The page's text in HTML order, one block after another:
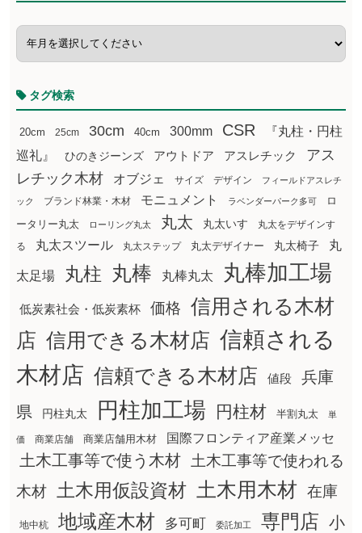
タグ検索
20cm 25cm 30cm 40cm 300mm CSR
『丸柱・円柱
巡礼』
ひのきジーンズ アウトドア アスレチック
アス
レチック木材
オブジェ サイズ デザイン フィールドアスレチ
ック ブランド林業・木材 モニュメント ラベンダーパーク多可
ロ
ータリー丸太
ローリング丸太 丸太 丸太いす
丸太をデザインす
る
丸太スツール 丸太ステップ 丸太デザイナー 丸太椅子 丸
太足場 丸柱 丸棒 丸棒丸太 丸棒加工場
低炭素社会・低炭素杯 価格
信用される木材
店 信用できる木材店 信頼される
木材店 信頼できる木材店 値段
兵庫
県
円柱丸太 円柱加工場 円柱材 半割丸太 単
価 商業店舗 商業店舗用木材 国際フロンティア産業メッセ
土木工事等で使う木材
土木工事等で使われる
木材
土木用仮設資材 土木用木材 在庫
地中杭 地域産木材 多可町 委託加工 専門店 小